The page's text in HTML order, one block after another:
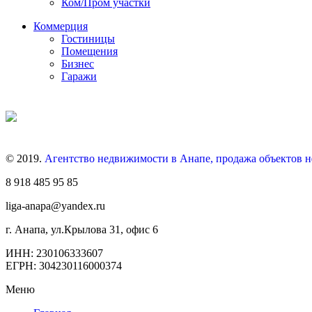
Ком/Пром участки
Коммерция
Гостиницы
Помещения
Бизнес
Гаражи
© 2019. Агентство недвижимости в Анапе, продажа объектов
8 918 485 95 85
liga-anapa@yandex.ru
г. Анапа, ул.Крылова 31, офис 6
ИНН: 230106333607
ЕГРН: 304230116000374
Меню